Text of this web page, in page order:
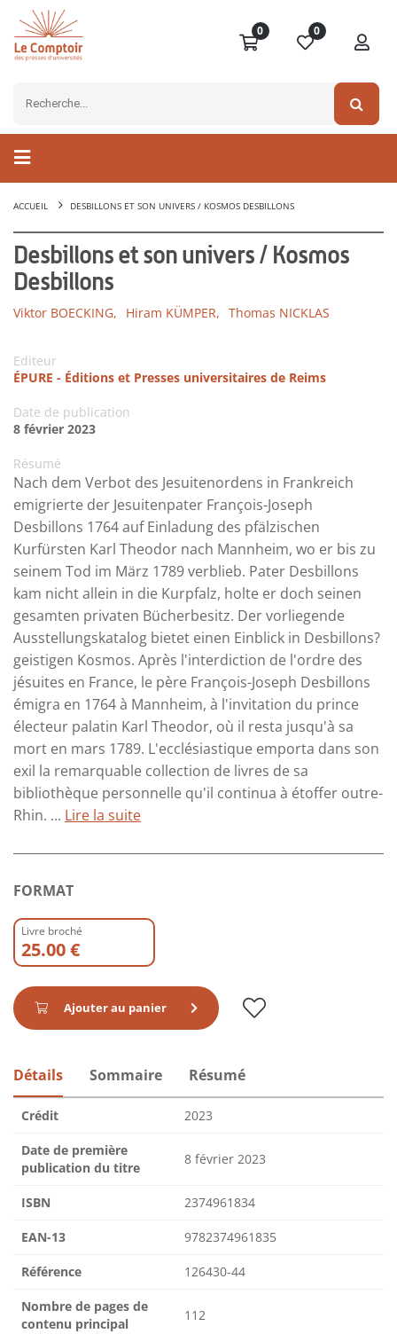
0 0
ACCUEIL DESBILLONS ET SON UNIVERS / KOSMOS DESBILLONS
Desbillons et son univers / Kosmos
Desbillons
Viktor BOECKING, Hiram KÜMPER, Thomas NICKLAS
Editeur
ÉPURE - Éditions et Presses universitaires de Reims
Date de publication
8 février 2023
Résumé
Nach dem Verbot des Jesuitenordens in Frankreich
emigrierte der Jesuitenpater François-Joseph
Desbillons 1764 auf Einladung des pfälzischen
Kurfürsten Karl Theodor nach Mannheim, wo er bis zu
seinem Tod im März 1789 verblieb. Pater Desbillons
kam nicht allein in die Kurpfalz, holte er doch seinen
gesamten privaten Bücherbesitz. Der vorliegende
Ausstellungskatalog bietet einen Einblick in Desbillons?
geistigen Kosmos. Après l'interdiction de l'ordre des
jésuites en France, le père François-Joseph Desbillons
émigra en 1764 à Mannheim, à l'invitation du prince
électeur palatin Karl Theodor, où il resta jusqu'à sa
mort en mars 1789. L'ecclésiastique emporta dans son
exil la remarquable collection de livres de sa
bibliothèque personnelle qu'il continua à étoffer outre-
Rhin. ... Lire la suite
FORMAT
Livre broché
25.00 €
Ajouter au panier
Détails Sommaire Résumé
Crédit 2023
Date de première
publication du titre
8 février 2023
ISBN 2374961834
EAN-13 9782374961835
Référence 126430-44
Nombre de pages de
contenu principal
112